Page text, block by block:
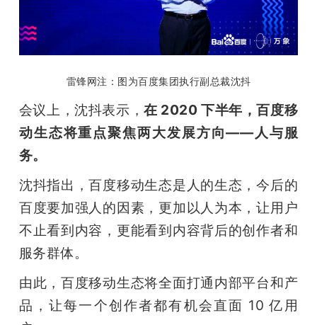
雷锋网注：图为百度集团执行副总裁沈抖
会议上，沈抖表示，在 2020 下半年，百度移
动生态将重点聚焦两大发展方向——人与服
务。
沈抖指出，百度移动生态是人的生态，今后的
百度要加强人的因素，更加以人为本，让用户
不止看到内容，更能看到内容背后的创作者和
服务群体。
由此，百度移动生态将全面打通内部平台和产
品，让每一个创作者都有机会直面 10 亿用